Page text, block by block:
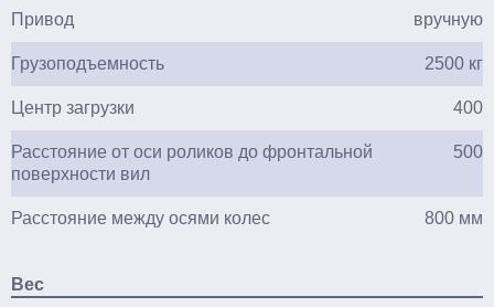
Привод вручную
Грузоподъемность 2500 кг
Центр загрузки 400
Расстояние от оси роликов до фронтальной
поверхности вил
500
Расстояние между осями колес 800 мм
Вес